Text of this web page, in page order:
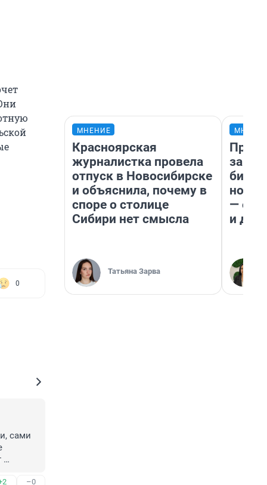
0
сами
–0
МНЕНИЕ
Красноярская
журналистка провела
отпуск в Новосибирске
и объяснила, почему в
споре о столице
Сибири нет смысла
Татьяна Зарва
— он
и